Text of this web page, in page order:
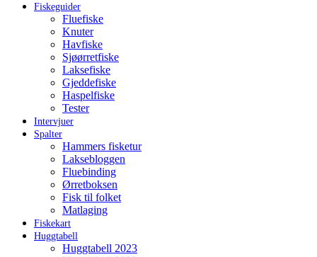
Fiskeguider
Fluefiske
Knuter
Havfiske
Sjøørretfiske
Laksefiske
Gjeddefiske
Haspelfiske
Tester
Intervjuer
Spalter
Hammers fisketur
Laksebloggen
Fluebinding
Ørretboksen
Fisk til folket
Matlaging
Fiskekart
Huggtabell
Huggtabell 2023